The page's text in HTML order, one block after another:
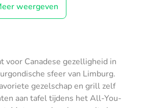
weergeven
voor Canadese gezelligheid in
sfeer van Limburg.
gezelschap en grill zelf
aan tafel tijdens het All-You-